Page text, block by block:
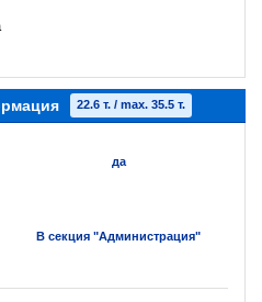
22.6 т. / max. 35.5 т.
да
В секция "Администрация"